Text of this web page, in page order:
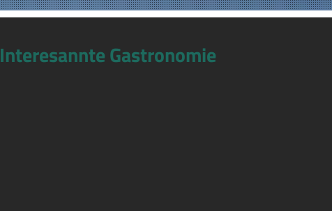
Interesannte Gastronomie